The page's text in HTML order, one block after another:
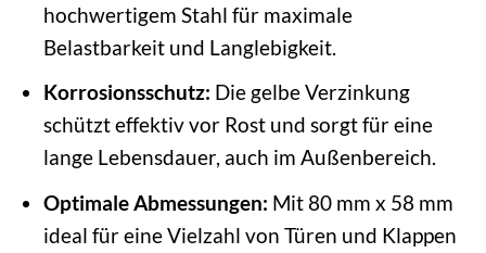
hochwertigem Stahl für maximale
Belastbarkeit und Langlebigkeit.
Korrosionsschutz: Die gelbe Verzinkung
schützt effektiv vor Rost und sorgt für eine
lange Lebensdauer, auch im Außenbereich.
Optimale Abmessungen: Mit 80 mm x 58 mm
ideal für eine Vielzahl von Türen und Klappen